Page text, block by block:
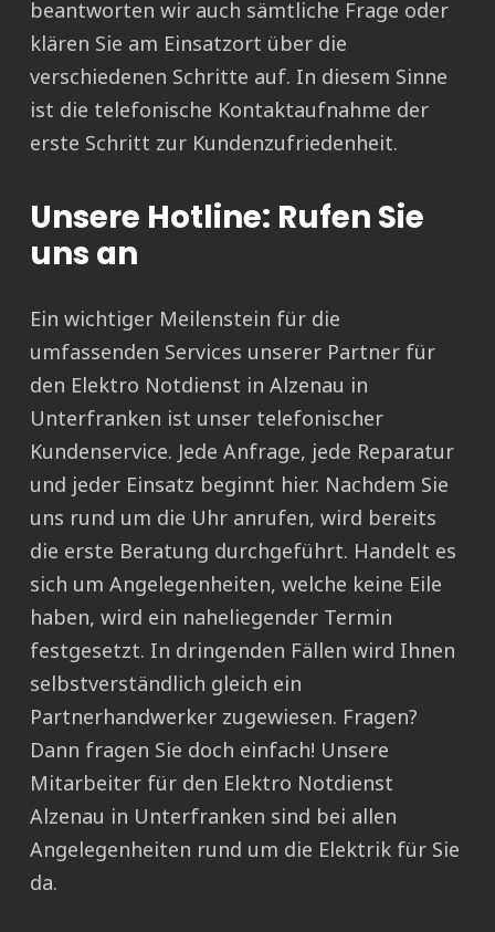
beantworten wir auch sämtliche Frage oder
klären Sie am Einsatzort über die
verschiedenen Schritte auf. In diesem Sinne
ist die telefonische Kontaktaufnahme der
erste Schritt zur Kundenzufriedenheit.
Unsere Hotline: Rufen Sie
uns an
Ein wichtiger Meilenstein für die
umfassenden Services unserer Partner für
den Elektro Notdienst in Alzenau in
Unterfranken ist unser telefonischer
Kundenservice. Jede Anfrage, jede Reparatur
und jeder Einsatz beginnt hier. Nachdem Sie
uns rund um die Uhr anrufen, wird bereits
die erste Beratung durchgeführt. Handelt es
sich um Angelegenheiten, welche keine Eile
haben, wird ein naheliegender Termin
festgesetzt. In dringenden Fällen wird Ihnen
selbstverständlich gleich ein
Partnerhandwerker zugewiesen. Fragen?
Dann fragen Sie doch einfach! Unsere
Mitarbeiter für den Elektro Notdienst
Alzenau in Unterfranken sind bei allen
Angelegenheiten rund um die Elektrik für Sie
da.